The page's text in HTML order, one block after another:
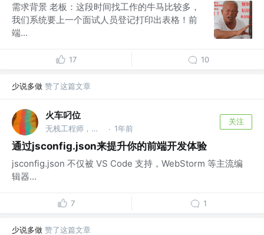
需求背景 老板：这段时间找工作的牛马比较多，
我们系统要上一个面试人员登记打印出表格！前
端...
17 10
少说多做 赞了这篇文章
火车叼位
无栈工程师，非独立开发者 @赛博坦科技 · 1年前
关注
通过jsconfig.json来提升你的前端开发体验
jsconfig.json 不仅被 VS Code 支持，WebStorm 等主流编
辑器...
7 1
少说多做 赞了这篇文章